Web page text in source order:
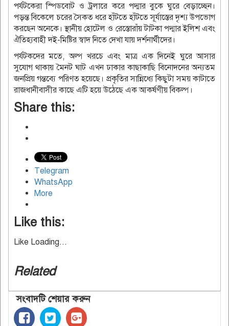
পর্যটকেরা স্পিডবোট ও ট্রলারে করে পদ্মার বুকে ঘুরে বেড়াচ্ছেন।
পড়ন্ত বিকেলে চরের সৈকত ধরে হাঁটতে হাঁটতে সূর্যাস্তের দৃশ্য উপভোগ
করছেন অনেকে। স্থানীয় হোটেল ও রেস্তোরাঁয় টাটকা পদ্মার ইলিশ এবং
ঐতিহ্যবাহী দই-মিষ্টির স্বাদ নিতে দেখা যায় দর্শনার্থীদের।
পর্যটকদের মতে, অল্প খরচে এবং মাত্র এক দিনেই ঘুরে আসার
সুযোগ থাকায় মৈনট ঘাট এখন ঢাকার কাছাকাছি বিনোদনের অন্যতম
জনপ্রিয় গন্তব্যে পরিণত হয়েছে। প্রকৃতির সান্নিধ্যে কিছুটা সময় কাটাতে
রাজধানীবাসীর কাছে এটি হয়ে উঠেছে এক আকর্ষণীয় বিকল্প।
Share this:
Telegram
WhatsApp
More
Like this:
Like Loading...
Related
সংবাদটি শেয়ার করুন